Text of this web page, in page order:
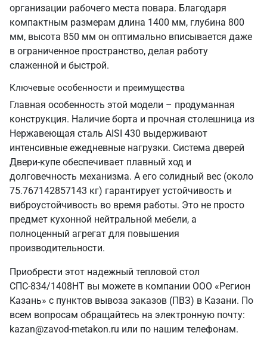
организации рабочего места повара. Благодаря
компактным размерам длина 1400 мм, глубина 800
мм, высота 850 мм он оптимально вписывается даже
в ограниченное пространство, делая работу
слаженной и быстрой.
Ключевые особенности и преимущества
Главная особенность этой модели – продуманная
конструкция. Наличие борта и прочная столешница из
Нержавеющая сталь AISI 430 выдерживают
интенсивные ежедневные нагрузки. Система дверей
Двери-купе обеспечивает плавный ход и
долговечность механизма. А его солидный вес (около
75.767142857143 кг) гарантирует устойчивость и
виброустойчивость во время работы. Это не просто
предмет кухонной нейтральной мебели, а
полноценный агрегат для повышения
производительности.
Приобрести этот надежный тепловой стол
СПС-834/1408НТ вы можете в компании ООО «Регион
Казань» с пунктов вывоза заказов (ПВЗ) в Казани. По
всем вопросам обращайтесь на электронную почту:
kazan@zavod-metakon.ru или по нашим телефонам.